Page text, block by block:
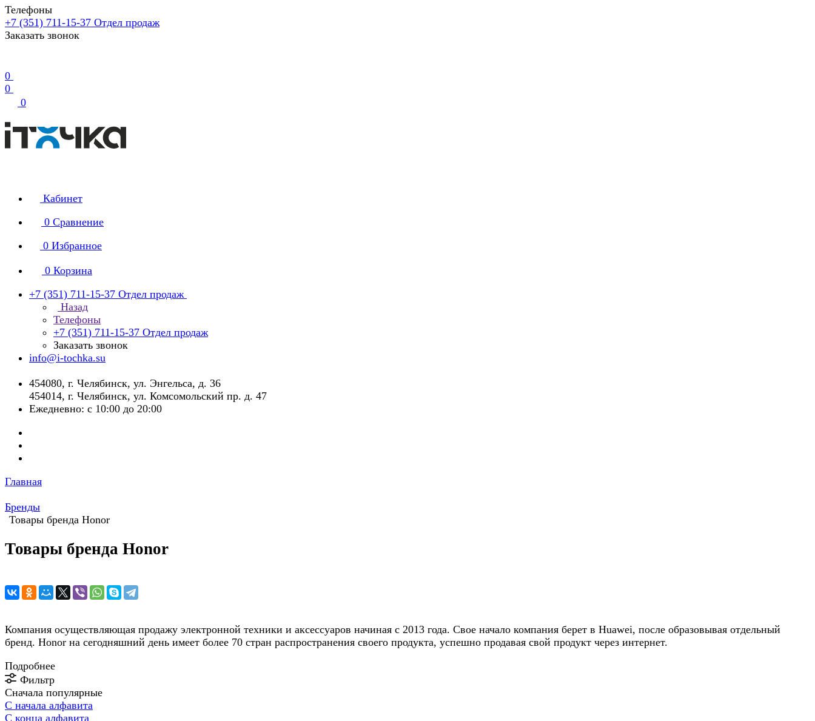
Телефоны
+7 (351) 711-15-37 Отдел продаж
Заказать звонок
0
0
0
Кабинет
0 Сравнение
0 Избранное
0 Корзина
+7 (351) 711-15-37 Отдел продаж
Назад
Телефоны
+7 (351) 711-15-37 Отдел продаж
Заказать звонок
info@i-tochka.su
​454080, г. Челябинск, ул. Энгельса, д. 36
454014, г. Челябинск, ул. Комсомольский пр. д. 47
Ежедневно: с 10:00 до 20:00
Главная
Бренды
Товары бренда Honor
Товары бренда Honor
Компания осуществляющая продажу электронной техники и аксессуаров начиная с 2013 года. Свое начало компания берет в Huawei, после образовывая отдельный
бренд. Honor на сегодняшний день имеет более 70 стран распространения своего продукта, успешно продавая свой продукт через интернет.
Подробнее
Фильтр
Сначала популярные
С начала алфавита
С конца алфавита